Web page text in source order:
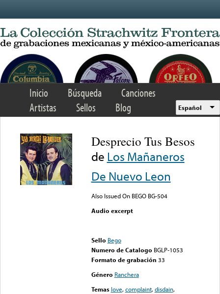
Inicio Búsqueda
Canciones
Artistas
Sellos Blog Español
Desprecio Tus Besos
de Los Mañaneros
De Nuevo Leon
Also Issued On BEGO BG-504
Audio excerpt
Sello Bego
Numero de Catalogo BGLP-1053
Formato de grabación 33
Género Ranchera
Temas love,complaint,disdain,